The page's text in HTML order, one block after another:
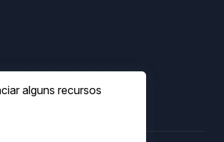
alguns recursos